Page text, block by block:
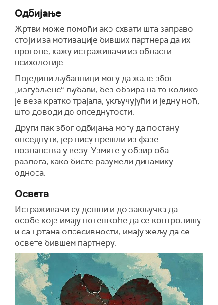
Одбијање
Жртви може помоћи ако схвати шта заправо
стоји иза мотивације бивших партнера да их
прогоне, кажу истраживачи из области
психологије.
Поједини љубавници могу да жале због
„изгубљене“ љубави, без обзира на то колико
је веза кратко трајала, укључујући и једну ноћ,
што доводи до опседнутости.
Други пак због одбијања могу да постану
опседнути, јер нису прешли из фазе
познанства у везу. Узмите у обзир оба
разлога, како бисте разумели динамику
односа.
Освета
Истраживачи су дошли и до закључка да
особе које имају потешкоће да се контролишу
и са цртама опсесивности, имају жељу да се
освете бившем партнеру.